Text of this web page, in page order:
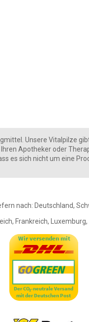
Unsere Vitalpilze
Apotheker oder
es sich nicht um eine
nach: Deutschland,
Frankreich, Luxemburg,